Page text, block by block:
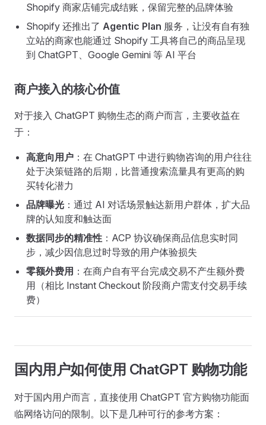
Shopify 商家店铺完成结账，保留完整的品牌体验
Shopify 还推出了 Agentic Plan 服务，让没有自有独
立站的商家也能通过 Shopify 工具将自己的商品呈现
到 ChatGPT、Google Gemini 等 AI 平台
商户接入的核心价值
对于接入 ChatGPT 购物生态的商户而言，主要收益在
于：
高意向用户 ：在 ChatGPT 中进行购物咨询的用户往往
处于决策链路的后期，比普通搜索流量具有更高的购
买转化潜力
品牌曝光 ：通过 AI 对话场景触达新用户群体，扩大品
牌的认知度和触达面
数据同步的精准性 ：ACP 协议确保商品信息实时同
步，减少因信息过时导致的用户体验损失
零额外费用 ：在商户自有平台完成交易不产生额外费
用（相比 Instant Checkout 阶段商户需支付交易手续
费）
国内用户如何使用 ChatGPT 购物功能
对于国内用户而言，直接使用 ChatGPT 官方购物功能面
临网络访问的限制。以下是几种可行的参考方案：